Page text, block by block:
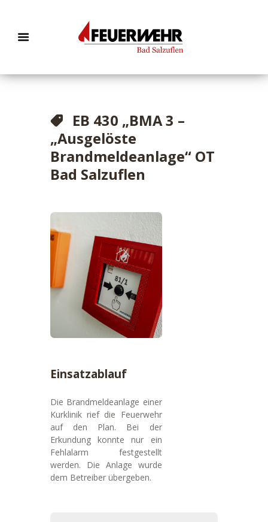
EB 430 „BMA 3 –
„Ausgelöste
Brandmeldeanlage“ OT
Bad Salzuflen
Einsatzablauf
Die Brandmeldeanlage einer
Kurklinik rief die Feuerwehr
auf den Plan. Bei der
Erkundung konnte nur ein
Fehlalarm festgestellt
werden. Die Anlage wurde
dem Betreiber übergeben.